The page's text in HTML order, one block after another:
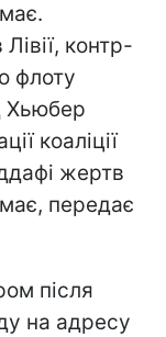
контр-
флоту
Хьюбер
коаліції
жертв
передає
після
на адресу